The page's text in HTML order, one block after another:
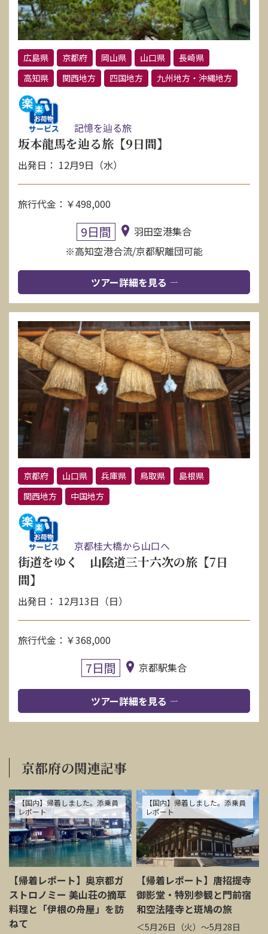
広島県 京都府 岡山県 山口県
長崎県
高知県
関西地方 四国地方 九州地方・沖縄地方
記憶を辿る旅
坂本龍馬を辿る旅【9日間】
出発日： 12月9日（水）
旅行代金：￥498,000
9日間
羽田空港集合
※高知空港合流/京都駅離団可能
ツアー詳細を見る
京都府 山口県 兵庫県 鳥取県
島根県
関西地方
中国地方
京都桂大橋から山口へ
街道をゆく 山陰道三十六次の旅【7日
間】
出発日： 12月13日（日）
旅行代金：￥368,000
7日間 京都駅集合
ツアー詳細を見る
京都府の関連記事
【国内】帰着しました。添乗員
レポート
【帰着レポート】奥京都ガ
ストロノミー 美山荘の摘草
料理と「伊根の舟屋」を訪
ねて
【国内】帰着しました。添乗員
レポート
【帰着レポート】唐招提寺
御影堂・特別参観と門前宿
和空法隆寺と斑鳩の旅
＜5月26日（火）～5月28日